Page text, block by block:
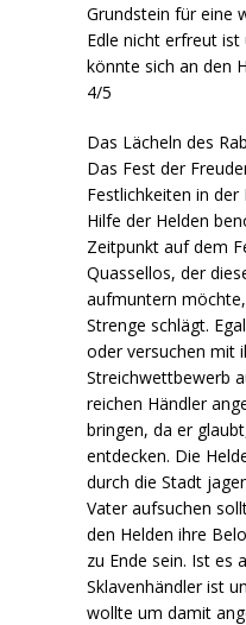
Grundstein für eine
Edle nicht erfreut
könnte sich an den
4/5
Das Lächeln des
Das Fest der
Festlichkeiten in der
Hilfe der Helden
Zeitpunkt auf dem
Quassellos, der
aufmuntern
Strenge schlägt.
oder versuchen mit
Streichwettbewerb
reichen Händler
bringen, da er
entdecken. Die
durch die Stadt
Vater aufsuchen
den Helden ihre
zu Ende sein. Ist es
Sklavenhändler ist
wollte um damit